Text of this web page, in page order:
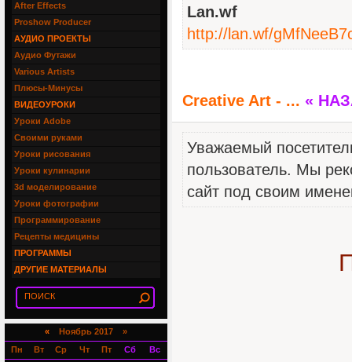
Lan.wf
http://lan.wf/
Creative Art - ... «
Уважаемый
пользователь. Мы
сайт под своим
After Effects
Proshow Producer
АУДИО ПРОЕКТЫ
Аудио Футажи
Various Artists
Плюсы-Минусы
ВИДЕОУРОКИ
Уроки Adobe
Своими руками
Уроки рисования
Уроки кулинарии
3d моделирование
Уроки фотографии
Программирование
Рецепты медицины
ПРОГРАММЫ
ДРУГИЕ МАТЕРИАЛЫ
« Ноябрь 2017 »
Пн
Вт Ср Чт Пт Сб
Вс